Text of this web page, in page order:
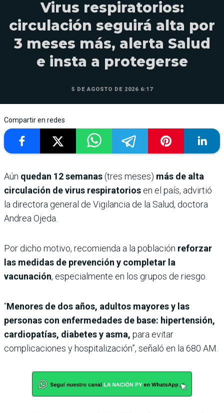
Virus respiratorios:
circulación seguirá alta por
3 meses más, alerta Salud
e insta a protegerse
5 DE AGOSTO DE 2026 6:17
Compartir en redes
Aún quedan 12 semanas(tres meses) más de alta
circulación de virus respiratorios en el país, advirtió
la directora general de Vigilancia de la Salud, doctora
Andrea Ojeda.
Por dicho motivo, recomienda a la población reforzar
las medidas de prevención y completar la
vacunación, especialmente en los grupos de riesgo.
“Menores de dos años, adultos mayores y las
personas con enfermedades de base: hipertensión,
cardiopatías, diabetes y asma, para evitar
complicaciones y hospitalización”, señaló en la 680 AM.